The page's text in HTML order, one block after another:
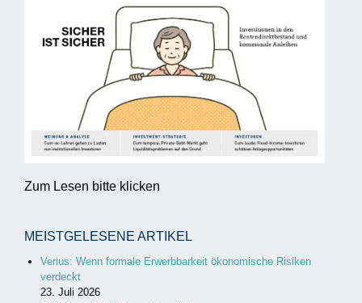
Zum Lesen bitte klicken
MEISTGELESENE ARTIKEL
Verius: Wenn formale Erwerbbarkeit ökonomische Risiken
verdeckt
23. Juli 2026